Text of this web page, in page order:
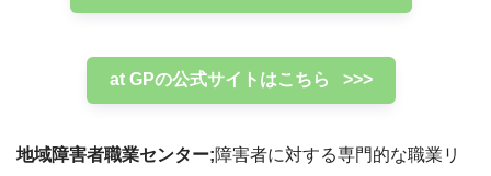
at GPの公式サイトはこちら >>>
地域障害者職業センター;障害者に対する専門的な職業リ